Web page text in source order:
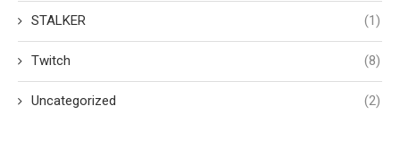
STALKER (1)
Twitch (8)
Uncategorized (2)